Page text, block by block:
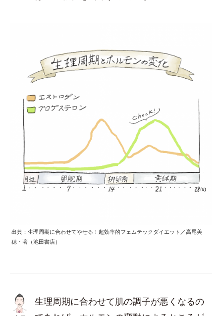
出典：生理周期に合わせてやせる！超効率的フェムテックダイエット／高尾美
穂・著（池田書店）
生理周期に合わせて肌の調子が悪くなるの